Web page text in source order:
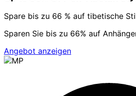
Spare bis zu 66 % auf tibetische
Sparen Sie bis zu 66% auf
Angebot anzeigen